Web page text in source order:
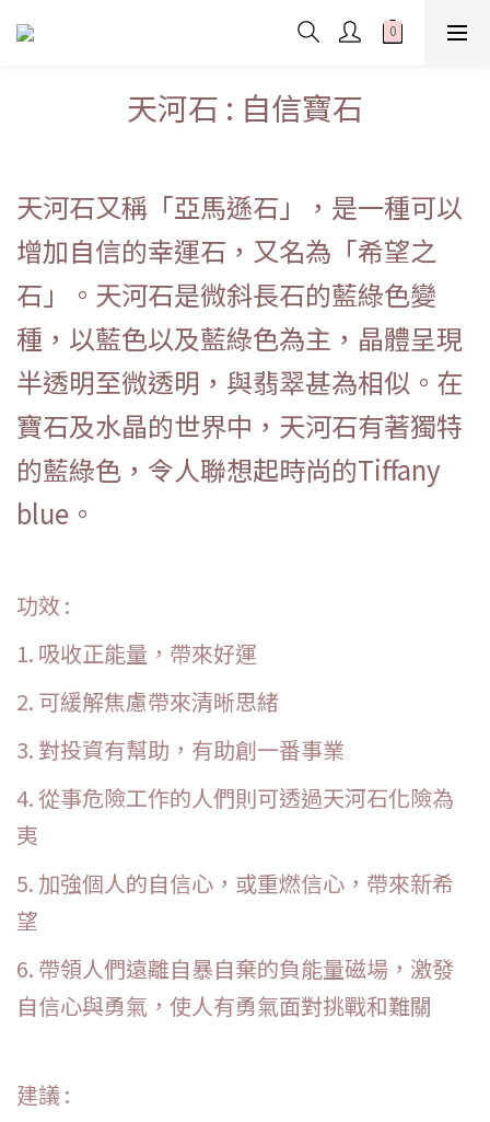
天河石 : 自信寶石
天河石又稱「亞馬遜石」，是一種可以
增加自信的幸運石，又名為「希望之
石」。天河石是微斜長石的藍綠色變
種，以藍色以及藍綠色為主，晶體呈現
半透明至微透明，與翡翠甚為相似。在
寶石及水晶的世界中，天河石有著獨特
的藍綠色，令人聯想起時尚的Tiffany
blue。
功效 :
1. 吸收正能量，帶來好運
2. 可緩解焦慮帶來清晰思緒
3. 對投資有幫助，有助創一番事業
4. 從事危險工作的人們則可透過天河石化險為
夷
5. 加強個人的自信心，或重燃信心，帶來新希
望
6. 帶領人們遠離自暴自棄的負能量磁場，激發
自信心與勇氣，使人有勇氣面對挑戰和難關
建議 :